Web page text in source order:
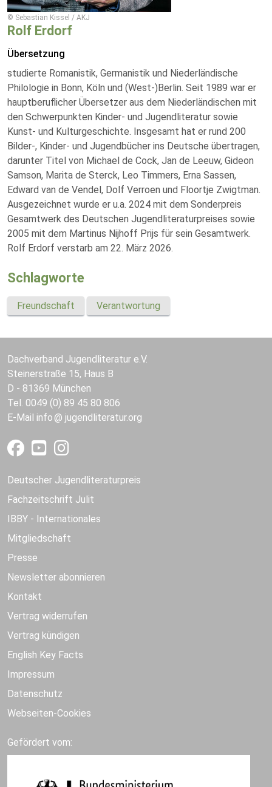
© Sebastian Kissel / AKJ
Rolf Erdorf
Übersetzung
studierte Romanistik, Germanistik und Niederländische
Philologie in Bonn, Köln und (West-)Berlin. Seit 1989 war er
hauptberuflicher Übersetzer aus dem Niederländischen mit
den Schwerpunkten Kinder- und Jugendliteratur sowie
Kunst- und Kulturgeschichte. Insgesamt hat er rund 200
Bilder-, Kinder- und Jugendbücher ins Deutsche übertragen,
darunter Titel von Michael de Cock, Jan de Leeuw, Gideon
Samson, Marita de Sterck, Leo Timmers, Erna Sassen,
Edward van de Vendel, Dolf Verroen und Floortje Zwigtman.
Ausgezeichnet wurde er u.a. 2024 mit dem Sonderpreis
Gesamtwerk des Deutschen Jugendliteraturpreises sowie
2005 mit dem Martinus Nijhoff Prijs für sein Gesamtwerk.
Rolf Erdorf verstarb am 22. März 2026.
Schlagworte
Freundschaft Verantwortung
Dachverband Jugendliteratur e.V.
Steinerstraße 15, Haus B
D - 81369 München
Tel. 0049 (0) 89 45 80 806
E-Mail info jugendliteratur.org
Deutscher Jugendliteraturpreis
Fachzeitschrift Julit
IBBY - Internationales
Mitgliedschaft
Presse
Newsletter abonnieren
Kontakt
Vertrag widerrufen
Vertrag kündigen
English Key Facts
Impressum
Datenschutz
Webseiten-Cookies
Gefördert vom: